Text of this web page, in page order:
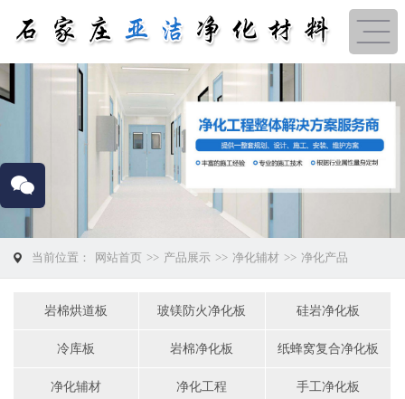
当前位置： 网站首页 >> 产品展示 >> 净化辅材 >> 净化产品
岩棉烘道板 玻镁防火净化板 硅岩净化板
冷库板 岩棉净化板 纸蜂窝复合净化板
净化辅材 净化工程 手工净化板